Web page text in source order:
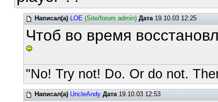
Написал(а) LOE (Site/forum admin) Дата19.10.03 12:25
Чтоб во время
"No! Try not! Do. Or do not.
Написал(а) UncleAndy Дата19.10.03 12:53